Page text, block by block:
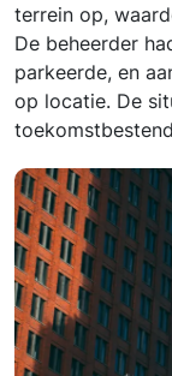
terrein op,
De beheerder
parkeerde, en
op locatie. De